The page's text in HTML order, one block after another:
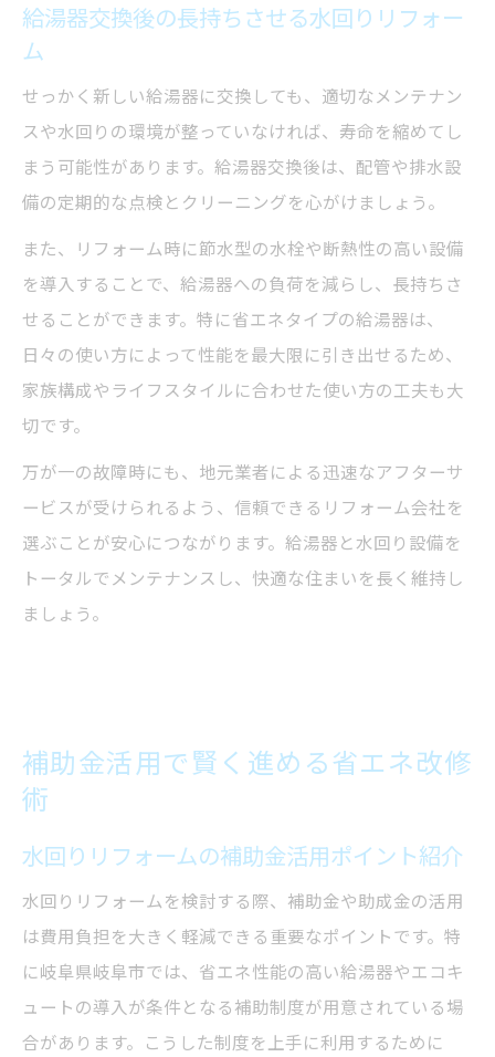
給湯器交換後の長持ちさせる水回りリフォー
ム
せっかく新しい給湯器に交換しても、適切なメンテナン
スや水回りの環境が整っていなければ、寿命を縮めてし
まう可能性があります。給湯器交換後は、配管や排水設
備の定期的な点検とクリーニングを心がけましょう。
また、リフォーム時に節水型の水栓や断熱性の高い設備
を導入することで、給湯器への負荷を減らし、長持ちさ
せることができます。特に省エネタイプの給湯器は、
日々の使い方によって性能を最大限に引き出せるため、
家族構成やライフスタイルに合わせた使い方の工夫も大
切です。
万が一の故障時にも、地元業者による迅速なアフターサ
ービスが受けられるよう、信頼できるリフォーム会社を
選ぶことが安心につながります。給湯器と水回り設備を
トータルでメンテナンスし、快適な住まいを長く維持し
ましょう。
補助金活用で賢く進める省エネ改修
術
水回りリフォームの補助金活用ポイント紹介
水回りリフォームを検討する際、補助金や助成金の活用
は費用負担を大きく軽減できる重要なポイントです。特
に岐阜県岐阜市では、省エネ性能の高い給湯器やエコキ
ュートの導入が条件となる補助制度が用意されている場
合があります。こうした制度を上手に利用するために